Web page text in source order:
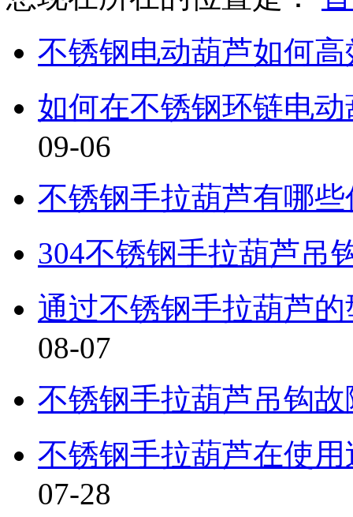
不锈钢电动葫芦如何
如何在不锈钢环链电
09-06
不锈钢手拉葫芦有哪些
304不锈钢手拉葫芦吊
通过不锈钢手拉葫芦
08-07
不锈钢手拉葫芦吊钩故
不锈钢手拉葫芦在使
07-28